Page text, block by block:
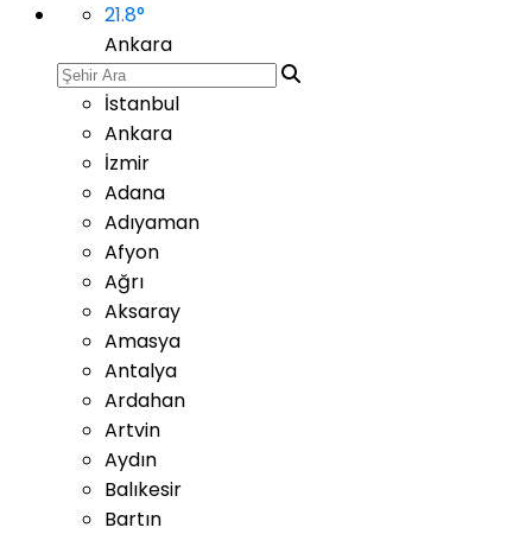
21.8°
Ankara
İstanbul
Ankara
İzmir
Adana
Adıyaman
Afyon
Ağrı
Aksaray
Amasya
Antalya
Ardahan
Artvin
Aydın
Balıkesir
Bartın